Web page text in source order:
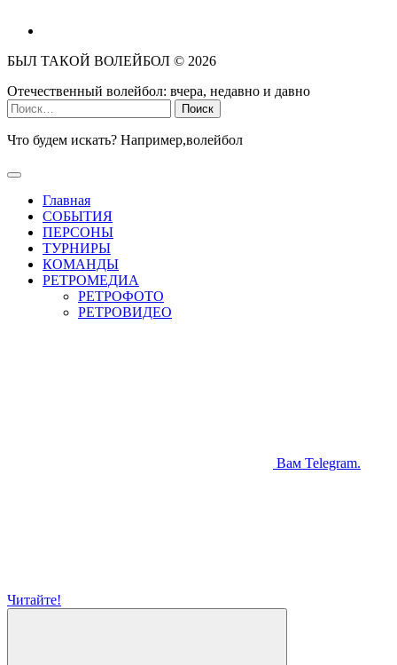
БЫЛ ТАКОЙ ВОЛЕЙБОЛ © 2026
Отечественный волейбол: вчера, недавно и давно
Найти:
Что будем искать? Например,волейбол
Главная
СОБЫТИЯ
ПЕРСОНЫ
ТУРНИРЫ
КОМАНДЫ
РЕТРОМЕДИА
РЕТРОФОТО
РЕТРОВИДЕО
Вам Telegram.
Читайте!